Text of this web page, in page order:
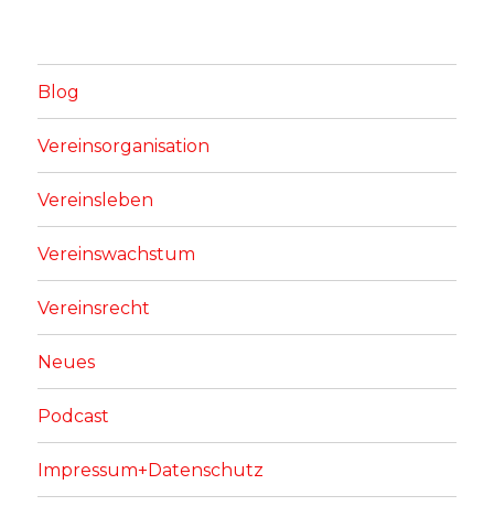
Blog
Vereinsorganisation
Vereinsleben
Vereinswachstum
Vereinsrecht
Neues
Podcast
Impressum+Datenschutz